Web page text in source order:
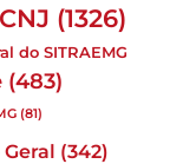
CNJ (1326)
do SITRAEMG
(483)
(81)
(342)